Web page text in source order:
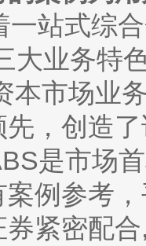
式综合
大业务特
本市场业
，创造
市场首
例参考
紧密配